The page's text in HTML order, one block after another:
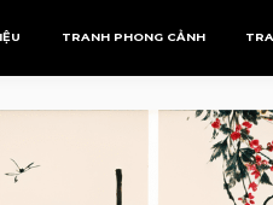
TRANH PHONG CẢNH
Phượng Hoàng